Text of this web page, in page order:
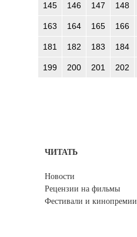
145 146 147 148
163 164 165 166
181 182 183 184
199 200 201 202
ЧИТАТЬ
Новости
Рецензии на фильмы
Фестивали и кинопремии